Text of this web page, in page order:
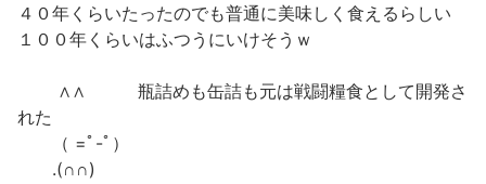
４０年くらいたったのでも普通に美味しく食えるらしい
１００年くらいはふつうにいけそうｗ
∧∧ 瓶詰めも缶詰も元は戦闘糧食として開発さ
れた
（ =ﾟ-ﾟ）
.(∩∩)